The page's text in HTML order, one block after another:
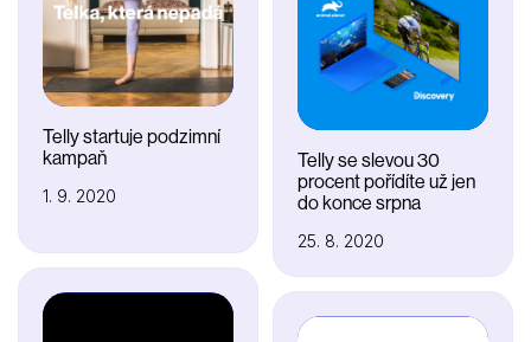
Telly startuje podzimní
kampaň
1. 9. 2020
Telly se slevou 30
procent pořídíte už jen
do konce srpna
25. 8. 2020